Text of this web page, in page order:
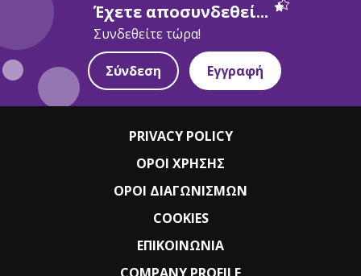
Έχετε αποσυνδεθεί...
Συνδεθείτε τώρα!
Σύνδεση Εγγραφή
PRIVACY POLICY
ΟΡΟΙ ΧΡΗΣΗΣ
ΟΡΟΙ ΔΙΑΓΩΝΙΣΜΩΝ
COOKIES
ΕΠΙΚΟΙΝΩΝΙΑ